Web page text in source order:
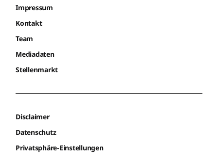
Impressum
Kontakt
Team
Mediadaten
Stellenmarkt
Disclaimer
Datenschutz
Privatsphäre-Einstellungen